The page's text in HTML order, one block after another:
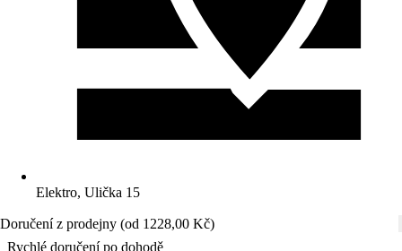
Elektro, Ulička 15
Doručení z prodejny (od 1228,00 Kč)
Rychlé doručení po dohodě